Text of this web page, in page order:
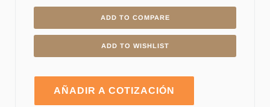
ADD TO COMPARE
ADD TO WISHLIST
AÑADIR A COTIZACIÓN